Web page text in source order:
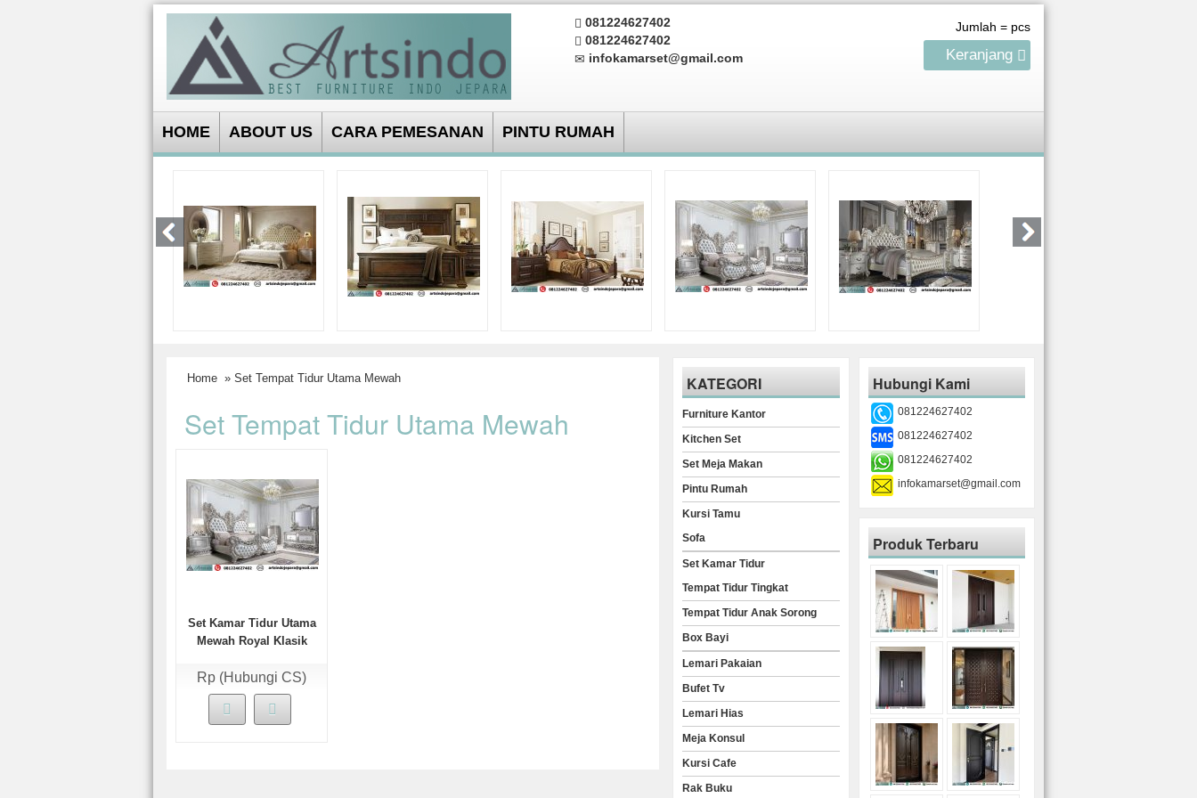
081224627402
081224627402
infokamarset@gmail.com
Jumlah = pcs
Keranjang
HOME ABOUT US CARA PEMESANAN PINTU RUMAH
Home » Set Tempat Tidur Utama Mewah
Set Tempat Tidur Utama Mewah
Set Kamar Tidur Utama
Mewah Royal Klasik
Rp (Hubungi CS)
KATEGORI
Furniture Kantor
Kitchen Set
Set Meja Makan
Pintu Rumah
Kursi Tamu
Sofa
Set Kamar Tidur
Tempat Tidur Tingkat
Tempat Tidur Anak Sorong
Box Bayi
Lemari Pakaian
Bufet Tv
Lemari Hias
Meja Konsul
Kursi Cafe
Rak Buku
Hubungi Kami
081224627402
081224627402
081224627402
infokamarset@gmail.com
Produk Terbaru